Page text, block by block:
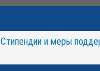
Стипендии и меры